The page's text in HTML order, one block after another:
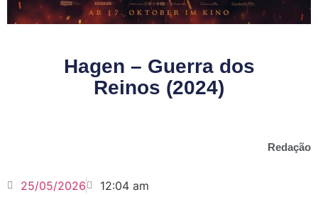
Hagen – Guerra dos
Reinos (2024)
Redação
25/05/2026 12:04 am